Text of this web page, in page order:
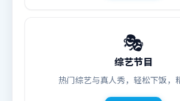
🎭
综艺节目
热门综艺与真人秀，轻松下饭，